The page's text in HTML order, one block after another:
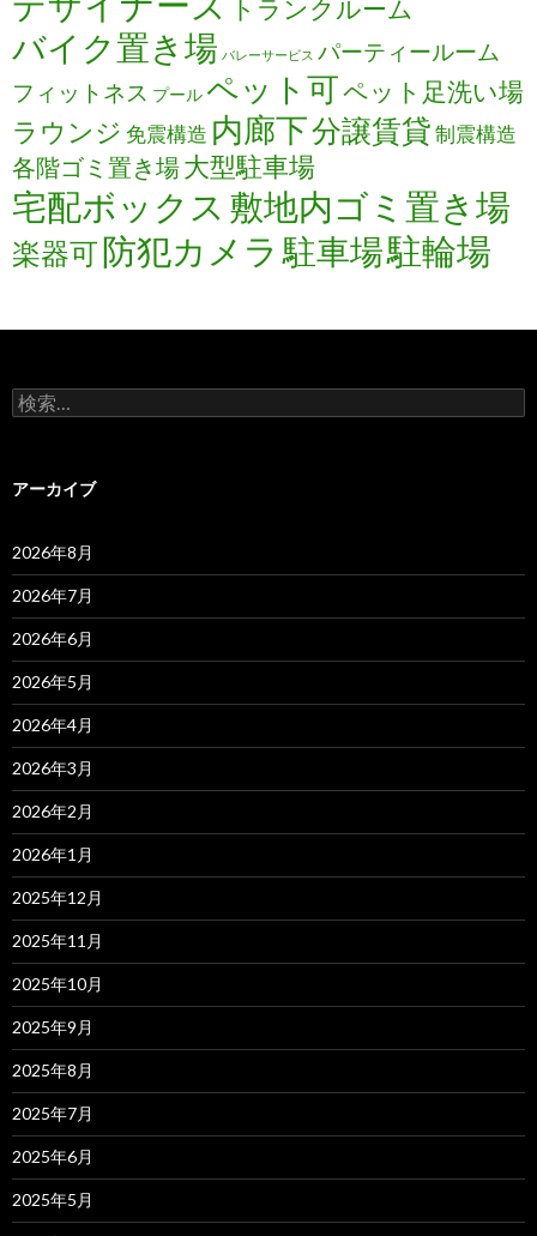
トランクルーム
バイク置き場 バレーサービス パーティールーム
フィットネス プールペット可ペット足洗い場
ラウンジ 免震構造 内廊下分譲賃貸制震構造
各階ゴミ置き場大型駐車場
宅配ボックス 敷地内ゴミ置き場
楽器可防犯カメラ 駐車場駐輪場
検
索:
アーカイブ
2026年8月
2026年7月
2026年6月
2026年5月
2026年4月
2026年3月
2026年2月
2026年1月
2025年12月
2025年11月
2025年10月
2025年9月
2025年8月
2025年7月
2025年6月
2025年5月